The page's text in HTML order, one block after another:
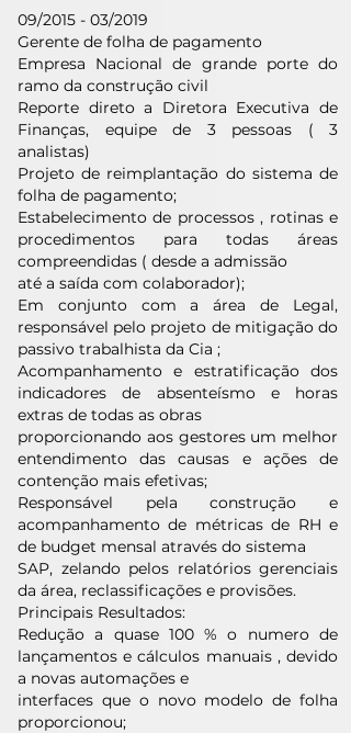
09/2015 - 03/2019
Gerente de folha de pagamento
Empresa Nacional de grande porte do
ramo da construção civil
Reporte direto a Diretora Executiva de
Finanças, equipe de 3 pessoas ( 3
analistas)
Projeto de reimplantação do sistema de
folha de pagamento;
Estabelecimento de processos , rotinas e
procedimentos para todas áreas
compreendidas ( desde a admissão
até a saída com colaborador);
Em conjunto com a área de Legal,
responsável pelo projeto de mitigação do
passivo trabalhista da Cia ;
Acompanhamento e estratificação dos
indicadores de absenteísmo e horas
extras de todas as obras
proporcionando aos gestores um melhor
entendimento das causas e ações de
contenção mais efetivas;
Responsável pela construção e
acompanhamento de métricas de RH e
de budget mensal através do sistema
SAP, zelando pelos relatórios gerenciais
da área, reclassificações e provisões.
Principais Resultados:
Redução a quase 100 % o numero de
lançamentos e cálculos manuais , devido
a novas automações e
interfaces que o novo modelo de folha
proporcionou;